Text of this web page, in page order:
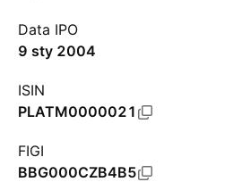
Data IPO
9 sty 2004
ISIN
PLATM0000021
FIGI
BBG000CZB4B5